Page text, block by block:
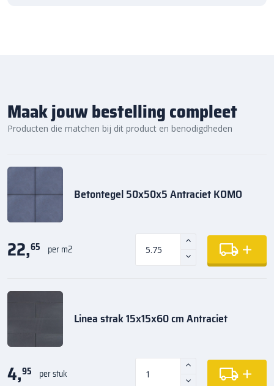
Maak jouw bestelling compleet
Producten die matchen bij dit product en benodigdheden
Betontegel 50x50x5 Antraciet KOMO
22,65 per m2
Linea strak 15x15x60 cm Antraciet
4,95 per stuk